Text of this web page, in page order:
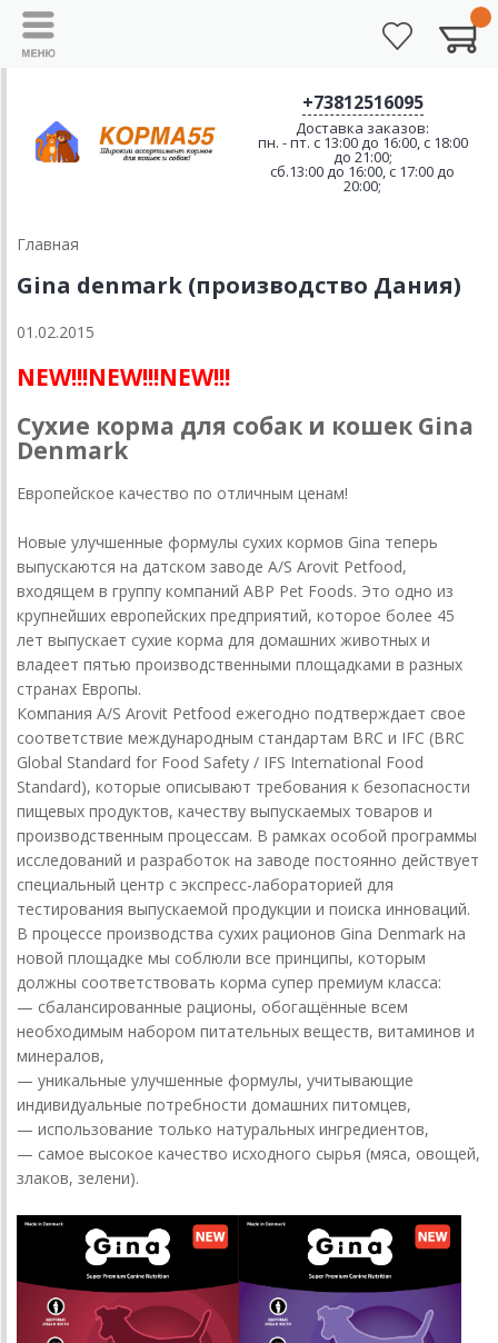
+73812516095
Доставка заказов:
пн. - пт. с 13:00 до 16:00, с 18:00
до 21:00;
сб.13:00 до 16:00, с 17:00 до
20:00;
Главная
Gina denmark (производство Дания)
01.02.2015
NEW!!!NEW!!!NEW!!!
Сухие корма для собак и кошек Gina
Denmark
Европейское качество по отличным ценам!
Новые улучшенные формулы сухих кормов Gina теперь
выпускаются на датском заводе A/S Arovit Petfood,
входящем в группу компаний ABP Pet Foods. Это одно из
крупнейших европейских предприятий, которое более 45
лет выпускает сухие корма для домашних животных и
владеет пятью производственными площадками в разных
странах Европы.
Компания A/S Arovit Petfood ежегодно подтверждает свое
соответствие международным стандартам BRC и IFC (BRC
Global Standard for Food Safety / IFS International Food
Standard), которые описывают требования к безопасности
пищевых продуктов, качеству выпускаемых товаров и
производственным процессам. В рамках особой программы
исследований и разработок на заводе постоянно действует
специальный центр с экспресс-лабораторией для
тестирования выпускаемой продукции и поиска инноваций.
В процессе производства сухих рационов Gina Denmark на
новой площадке мы соблюли все принципы, которым
должны соответствовать корма супер премиум класса:
— сбалансированные рационы, обогащённые всем
необходимым набором питательных веществ, витаминов и
минералов,
— уникальные улучшенные формулы, учитывающие
индивидуальные потребности домашних питомцев,
— использование только натуральных ингредиентов,
— самое высокое качество исходного сырья (мяса, овощей,
злаков, зелени).